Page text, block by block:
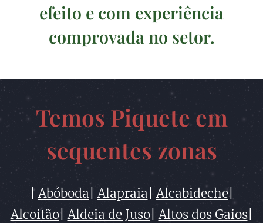
efeito e com experiência
comprovada no setor.
Temos Piquete em
sequentes zonas
|Abóboda |Alapraia |Alcabideche|
Alcoitão|Aldeia de Juso|Altos dos Gaios|